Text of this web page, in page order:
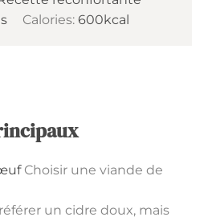
Calories:600kcal
Choisir une viande de
un cidre doux, mais